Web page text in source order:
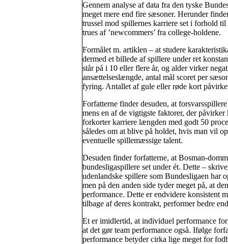
Gennem analyse af data fra den tyske
meget mere end fire sæsoner. Herunder
trussel mod spillernes karriere set i forhold
trues af ’newcommers’ fra college-holdene.
Formålet m. artiklen – at studere
dermed et billede af spillere under ret
står på i 10 eller flere år, og alder virker
ansættelseslængde, antal mål scoret per
fyring. Antallet af gule eller røde kort
Forfatterne finder desuden, at
mens en af de vigtigste faktorer, der
forkorter karriere længden med godt 50
således om at blive på holdet, hvis man vil
eventuelle spillemæssige talent.
Desuden finder forfatterne, at Bosman-
bundesligaspillere set under ét. Dette –
udenlandske spillere som Bundesligaen har
men på den anden side tyder meget på, at
performance. Dette er endvidere konsistent
tilbage af deres kontrakt, performer bedre
Et er imidlertid, at individuel performance
at det gør team performance også. Ifølge
performance betyder cirka lige meget for